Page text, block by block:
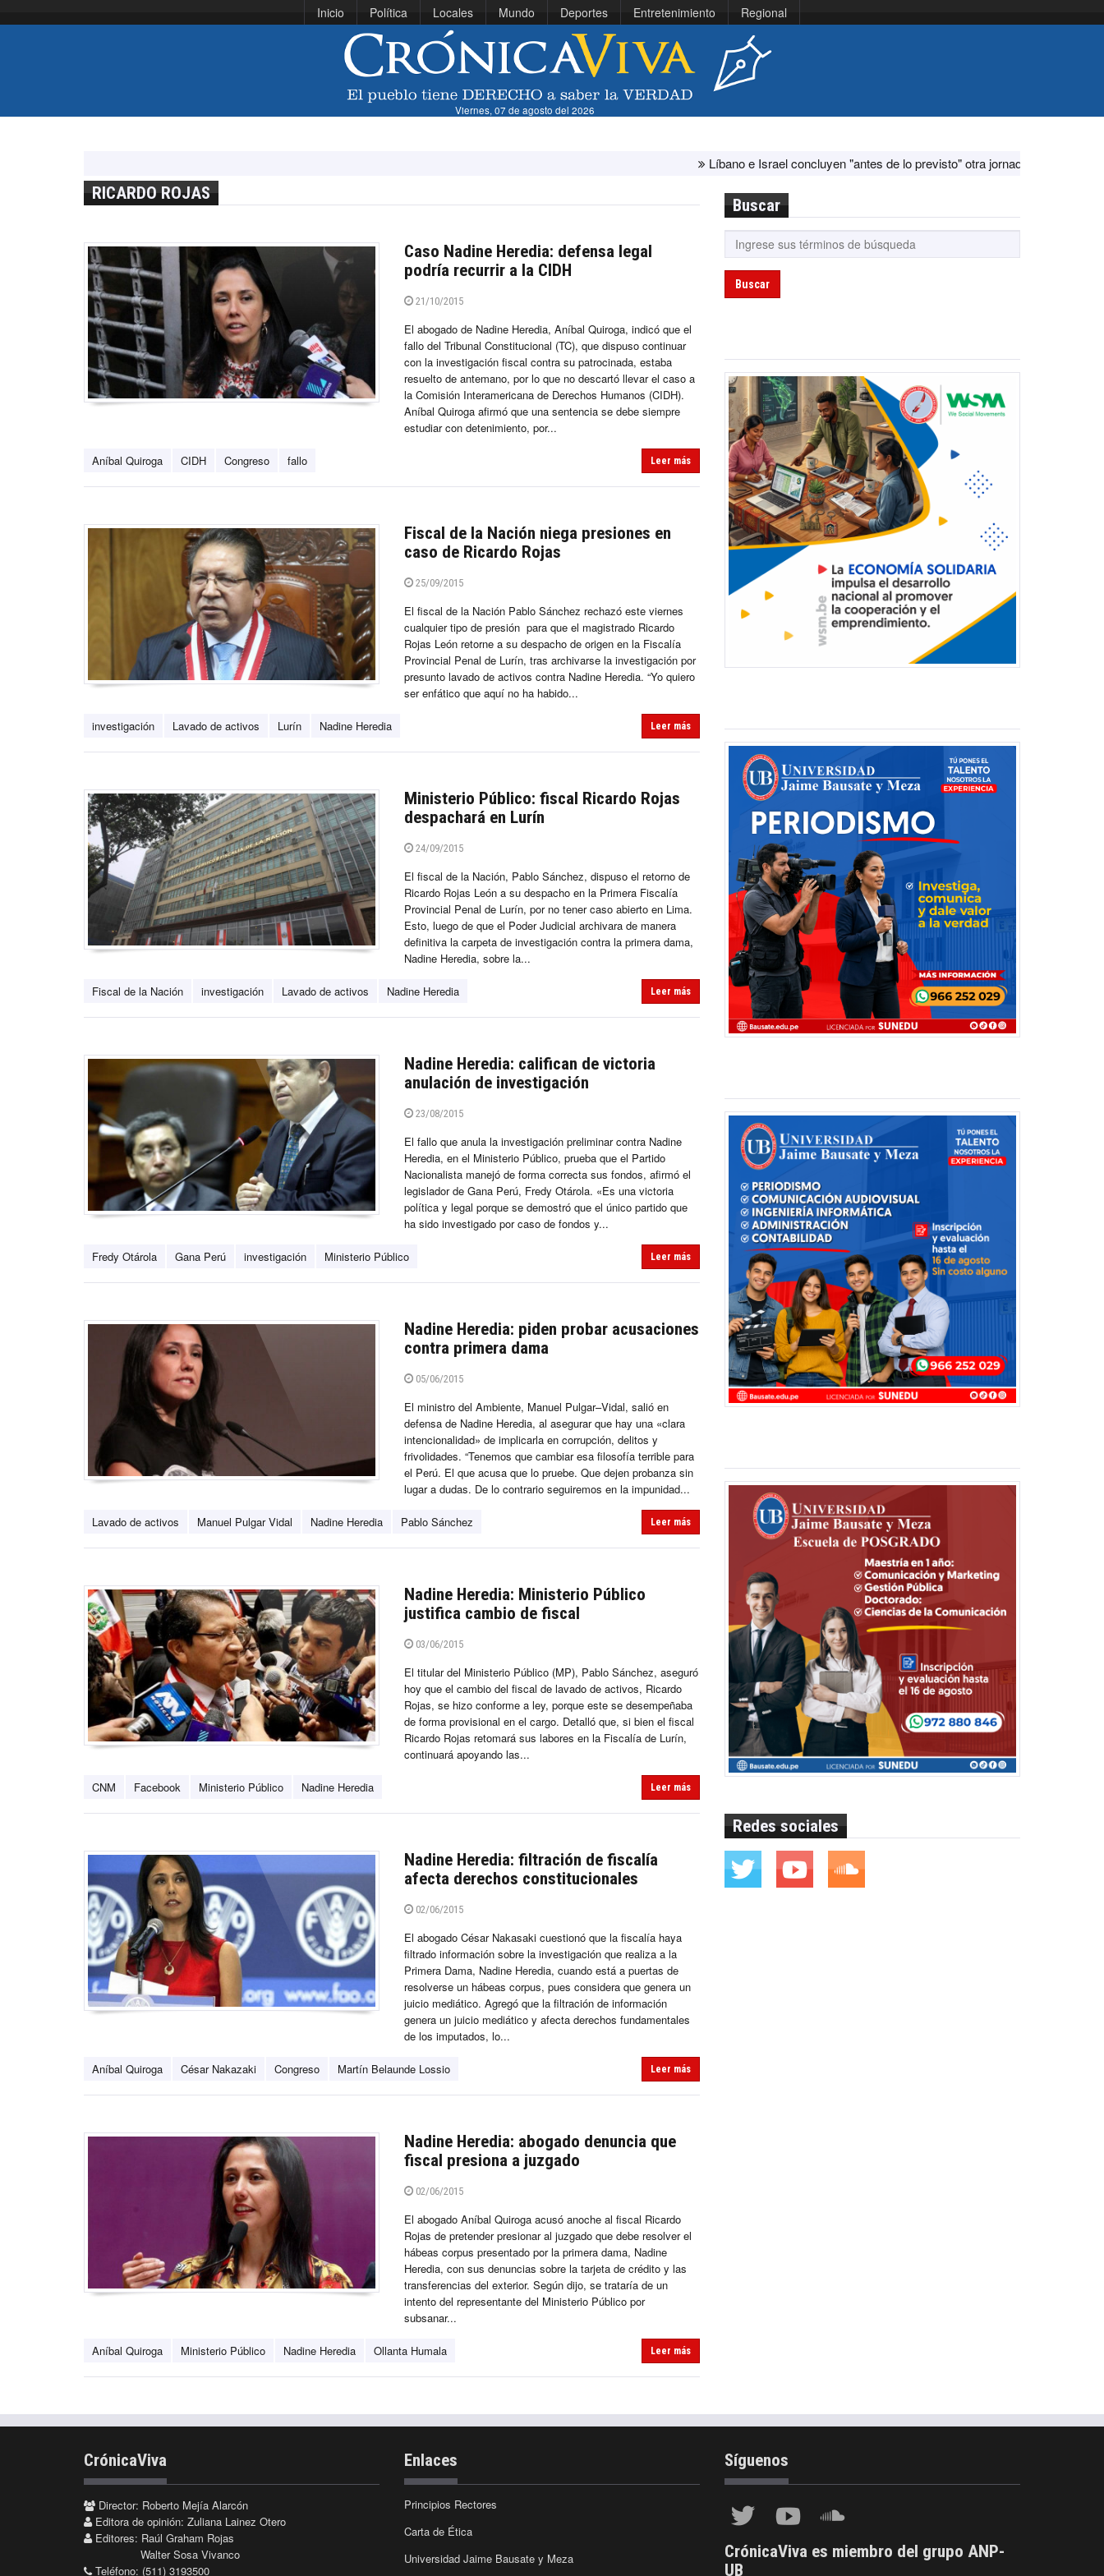
Inicio Política Locales Mundo Deportes Entretenimiento Regional
Viernes, 07 de agosto del 2026
Líbano e Israel concluyen "antes de lo previsto" otra jornada de diálogo por
RICARDO ROJAS
Caso Nadine Heredia: defensa legal
podría recurrir a la CIDH
21/10/2015
El abogado de Nadine Heredia, Aníbal Quiroga, indicó que el
fallo del Tribunal Constitucional (TC), que dispuso continuar
con la investigación fiscal contra su patrocinada, estaba
resuelto de antemano, por lo que no descartó llevar el caso a
la Comisión Interamericana de Derechos Humanos (CIDH).
Aníbal Quiroga afirmó que una sentencia se debe siempre
estudiar con detenimiento, por...
Aníbal Quiroga CIDH Congreso fallo Leer más
Fiscal de la Nación niega presiones en
caso de Ricardo Rojas
25/09/2015
El fiscal de la Nación Pablo Sánchez rechazó este viernes
cualquier tipo de presión para que el magistrado Ricardo
Rojas León retorne a su despacho de origen en la Fiscalía
Provincial Penal de Lurín, tras archivarse la investigación por
presunto lavado de activos contra Nadine Heredia. “Yo quiero
ser enfático que aquí no ha habido...
investigación Lavado de activos Lurín Nadine Heredia Leer más
Ministerio Público: fiscal Ricardo Rojas
despachará en Lurín
24/09/2015
El fiscal de la Nación, Pablo Sánchez, dispuso el retorno de
Ricardo Rojas León a su despacho en la Primera Fiscalía
Provincial Penal de Lurín, por no tener caso abierto en Lima.
Esto, luego de que el Poder Judicial archivara de manera
definitiva la carpeta de investigación contra la primera dama,
Nadine Heredia, sobre la...
Fiscal de la Nación investigación Lavado de activos Nadine Heredia Leer más
Nadine Heredia: califican de victoria
anulación de investigación
23/08/2015
El fallo que anula la investigación preliminar contra Nadine
Heredia, en el Ministerio Público, prueba que el Partido
Nacionalista manejó de forma correcta sus fondos, afirmó el
legislador de Gana Perú, Fredy Otárola. «Es una victoria
política y legal porque se demostró que el único partido que
ha sido investigado por caso de fondos y...
Fredy Otárola Gana Perú investigación Ministerio Público Leer más
Nadine Heredia: piden probar acusaciones
contra primera dama
05/06/2015
El ministro del Ambiente, Manuel Pulgar–Vidal, salió en
defensa de Nadine Heredia, al asegurar que hay una «clara
intencionalidad» de implicarla en corrupción, delitos y
frivolidades. “Tenemos que cambiar esa filosofía terrible para
el Perú. El que acusa que lo pruebe. Que dejen probanza sin
lugar a dudas. De lo contrario seguiremos en la impunidad...
Lavado de activos Manuel Pulgar Vidal Nadine Heredia Pablo Sánchez Leer más
Nadine Heredia: Ministerio Público
justifica cambio de fiscal
03/06/2015
El titular del Ministerio Público (MP), Pablo Sánchez, aseguró
hoy que el cambio del fiscal de lavado de activos, Ricardo
Rojas, se hizo conforme a ley, porque este se desempeñaba
de forma provisional en el cargo. Detalló que, si bien el fiscal
Ricardo Rojas retomará sus labores en la Fiscalía de Lurín,
continuará apoyando las...
CNM Facebook Ministerio Público Nadine Heredia Leer más
Nadine Heredia: filtración de fiscalía
afecta derechos constitucionales
02/06/2015
El abogado César Nakasaki cuestionó que la fiscalía haya
filtrado información sobre la investigación que realiza a la
Primera Dama, Nadine Heredia, cuando está a puertas de
resolverse un hábeas corpus, pues considera que genera un
juicio mediático. Agregó que la filtración de información
genera un juicio mediático y afecta derechos fundamentales
de los imputados, lo...
Aníbal Quiroga César Nakazaki Congreso Martín Belaunde Lossio Leer más
Nadine Heredia: abogado denuncia que
fiscal presiona a juzgado
02/06/2015
El abogado Aníbal Quiroga acusó anoche al fiscal Ricardo
Rojas de pretender presionar al juzgado que debe resolver el
hábeas corpus presentado por la primera dama, Nadine
Heredia, con sus denuncias sobre la tarjeta de crédito y las
transferencias del exterior. Según dijo, se trataría de un
intento del representante del Ministerio Público por
subsanar...
Aníbal Quiroga Ministerio Público Nadine Heredia Ollanta Humala Leer más
Buscar
Buscar
Redes sociales
CrónicaViva
Director: Roberto Mejía Alarcón
Editora de opinión: Zuliana Lainez Otero
Editores: Raúl Graham Rojas
Walter Sosa Vivanco
Teléfono: (511) 3193500
Enlaces
Principios Rectores
Carta de Ética
Universidad Jaime Bausate y Meza
Síguenos
CrónicaViva es miembro del grupo ANP-
UB